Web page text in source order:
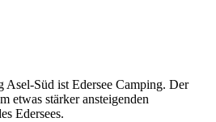
Asel-Süd ist Edersee Camping. Der
etwas stärker ansteigenden
Edersees.